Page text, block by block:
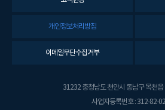
개인정보처리방침
이메일무단수집거부
31232 충청남도 천안시 동남구 목천
사업자등록번호 : 312-82-